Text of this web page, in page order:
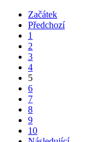
Začátek
Předchozí
1
2
3
4
5
6
7
8
9
10